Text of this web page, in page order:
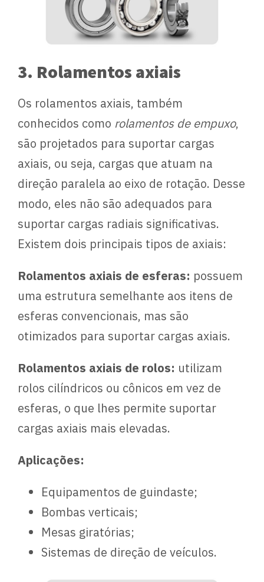
3. Rolamentos axiais
Os rolamentos axiais, também
conhecidos como rolamentos de empuxo,
são projetados para suportar cargas
axiais, ou seja, cargas que atuam na
direção paralela ao eixo de rotação. Desse
modo, eles não são adequados para
suportar cargas radiais significativas.
Existem dois principais tipos de axiais:
Rolamentos axiais de esferas: possuem
uma estrutura semelhante aos itens de
esferas convencionais, mas são
otimizados para suportar cargas axiais.
Rolamentos axiais de rolos: utilizam
rolos cilíndricos ou cônicos em vez de
esferas, o que lhes permite suportar
cargas axiais mais elevadas.
Aplicações:
Equipamentos de guindaste;
Bombas verticais;
Mesas giratórias;
Sistemas de direção de veículos.